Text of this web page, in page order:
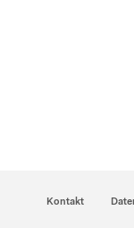
Kontakt